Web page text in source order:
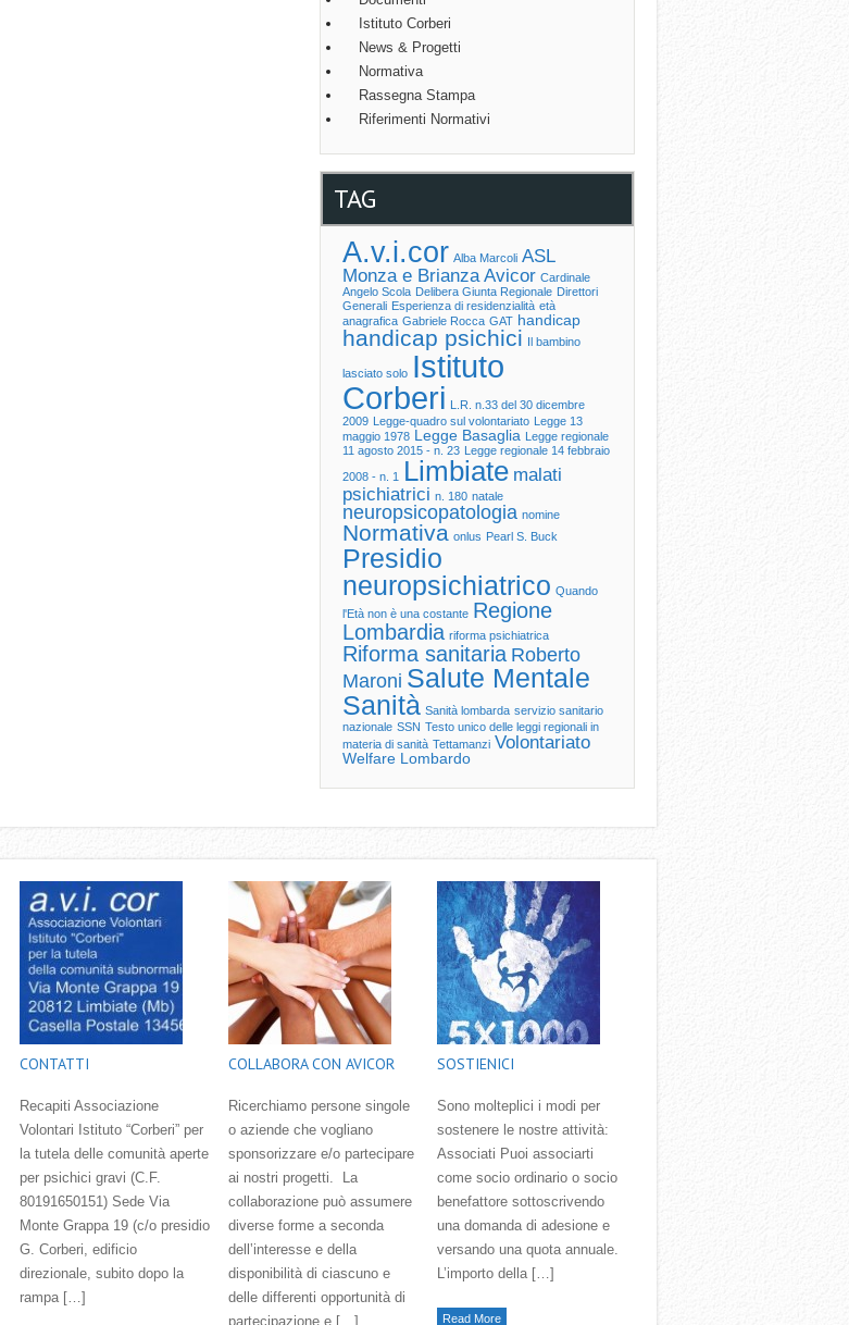
Istituto Corberi
News & Progetti
Normativa
Rassegna Stampa
Riferimenti Normativi
TAG
A.v.i.cor Alba Marcoli ASL
Monza e Brianza Avicor Cardinale
Angelo Scola Delibera Giunta Regionale Direttori
Generali Esperienza di residenzialità età
anagrafica Gabriele Rocca GAT handicap
handicap psichici Il bambino
lasciato solo Istituto
Corberi L.R. n.33 del 30 dicembre
2009 Legge-quadro sul volontariato Legge 13
maggio 1978 Legge Basaglia Legge regionale
11 agosto 2015 - n. 23 Legge regionale 14 febbraio
2008 - n. 1
Limbiate malati
psichiatrici n. 180 natale
neuropsicopatologia nomine
Normativa onlus Pearl S. Buck
Presidio
neuropsichiatrico Quando
l'Età non è una costante Regione
Lombardia riforma psichiatrica
Riforma sanitaria Roberto
Maroni Salute Mentale
Sanità Sanità lombarda servizio sanitario
nazionale SSN Testo unico delle leggi regionali in
materia di sanità Tettamanzi Volontariato
Welfare Lombardo
CONTATTI
Recapiti Associazione
Volontari Istituto “Corberi” per
la tutela delle comunità aperte
per psichici gravi (C.F.
80191650151) Sede Via
Monte Grappa 19 (c/o presidio
G. Corberi, edificio
direzionale, subito dopo la
rampa […]
COLLABORA CON AVICOR
Ricerchiamo persone singole
o aziende che vogliano
sponsorizzare e/o partecipare
ai nostri progetti. La
collaborazione può assumere
diverse forme a seconda
dell‛interesse e della
disponibilità di ciascuno e
delle differenti opportunità di
partecipazione e […]
SOSTIENICI
Sono molteplici i modi per
sostenere le nostre attività:
Associati Puoi associarti
come socio ordinario o socio
benefattore sottoscrivendo
una domanda di adesione e
versando una quota annuale.
L’importo della […]
Read More